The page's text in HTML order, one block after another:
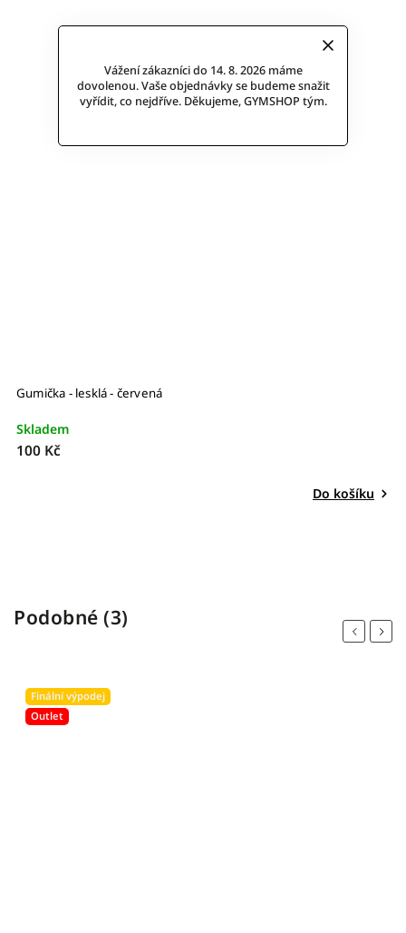
Vážení zákazníci do 14. 8. 2026 máme
dovolenou. Vaše objednávky se budeme snažit
vyřídit, co nejdříve. Děkujeme, GYMSHOP tým.
Gumička - lesklá - červená
Skladem
100 Kč
Do košíku
Podobné (3)
Previous
Finální výpodej
Outlet
Next